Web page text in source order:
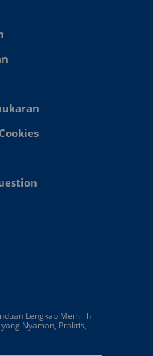
Lengkap Memilih
Nyaman, Praktis,